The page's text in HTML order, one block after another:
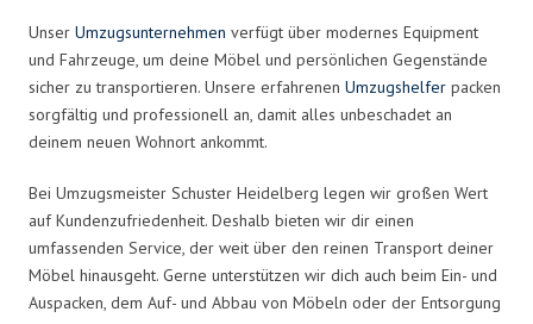
Unser Umzugsunternehmen verfügt über modernes Equipment
und Fahrzeuge, um deine Möbel und persönlichen Gegenstände
sicher zu transportieren. Unsere erfahrenen Umzugshelfer packen
sorgfältig und professionell an, damit alles unbeschadet an
deinem neuen Wohnort ankommt.
Bei Umzugsmeister Schuster Heidelberg legen wir großen Wert
auf Kundenzufriedenheit. Deshalb bieten wir dir einen
umfassenden Service, der weit über den reinen Transport deiner
Möbel hinausgeht. Gerne unterstützen wir dich auch beim Ein- und
Auspacken, dem Auf- und Abbau von Möbeln oder der Entsorgung